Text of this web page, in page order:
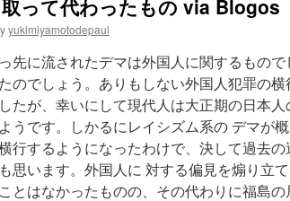
って代わったもの via Blogos
yukimiyamotodepaul
先に流されたデマは外国人に関するもの
のでしょう。ありもしない外国人犯罪の
たが、幸いにして現代人は大正期の日本
うです。しかるにレイシズム系の デマが
行するようになったわけで、決して過去
思います。外国人に 対する偏見を煽り立
とはなかったものの、その代わりに福島